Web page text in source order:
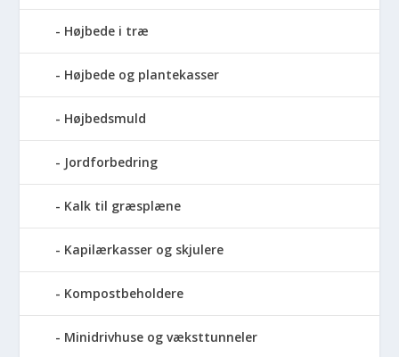
Højbede i træ
Højbede og plantekasser
Højbedsmuld
Jordforbedring
Kalk til græsplæne
Kapilærkasser og skjulere
Kompostbeholdere
Minidrivhuse og væksttunneler